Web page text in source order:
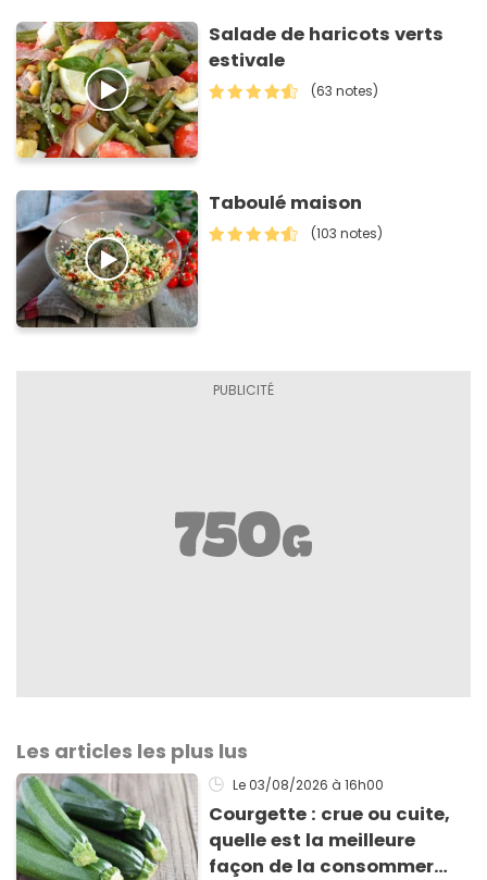
Salade de haricots verts
estivale
(63 notes)
Taboulé maison
(103 notes)
Les articles les plus lus
Le 03/08/2026 à 16h00
Courgette : crue ou cuite,
quelle est la meilleure
façon de la consommer